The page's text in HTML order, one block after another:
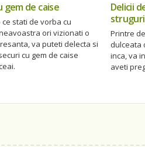
gem de caise
ce stati de vorba cu
ori vizionati o
va puteti delecta si
cu gem de caise
Delicii
struguri
Printre
dulceata
inca, va
aveti